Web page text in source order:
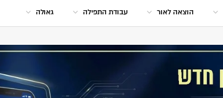
הוצאה לאור עבודת התפילה גאולה